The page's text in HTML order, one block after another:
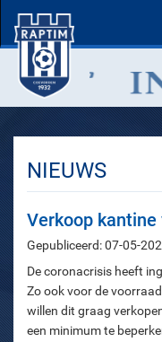
NIEUWS
Verkoop
Gepubliceerd: 07-05-
De coronacrisis heeft
Zo ook voor de
willen dit graag
een minimum te